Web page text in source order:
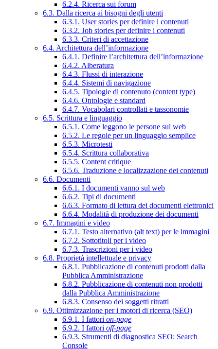
6.2.4. Ricerca sui forum
6.3. Dalla ricerca ai bisogni degli utenti
6.3.1. User stories per definire i contenuti
6.3.2. Job stories per definire i contenuti
6.3.3. Criteri di accettazione
6.4. Architettura dell’informazione
6.4.1. Definire l’architettura dell’informazione
6.4.2. Alberatura
6.4.3. Flussi di interazione
6.4.4. Sistemi di navigazione
6.4.5. Tipologie di contenuto (content type)
6.4.6. Ontologie e standard
6.4.7. Vocabolari controllati e tassonomie
6.5. Scrittura e linguaggio
6.5.1. Come leggono le persone sul web
6.5.2. Le regole per un linguaggio semplice
6.5.3. Microtesti
6.5.4. Scrittura collaborativa
6.5.5. Content critique
6.5.6. Traduzione e localizzazione dei contenuti
6.6. Documenti
6.6.1. I documenti vanno sul web
6.6.2. Tipi di documenti
6.6.3. Formato di lettura dei documenti elettronici
6.6.4. Modalità di produzione dei documenti
6.7. Immagini e video
6.7.1. Testo alternativo (alt text) per le immagini
6.7.2. Sottotitoli per i video
6.7.3. Trascrizioni per i video
6.8. Proprietà intellettuale e privacy
6.8.1. Pubblicazione di contenuti prodotti dalla
Pubblica Amministrazione
6.8.2. Pubblicazione di contenuti non prodotti
dalla Pubblica Amministrazione
6.8.3. Consenso dei soggetti ritratti
6.9. Ottimizzazione per i motori di ricerca (SEO)
6.9.1. I fattori on-page
6.9.2. I fattori off-page
6.9.3. Strumenti di diagnostica SEO: Search
Console